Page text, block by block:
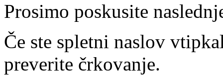
Prosimo poskusite
Če ste spletni naslov
preverite črkovanje.